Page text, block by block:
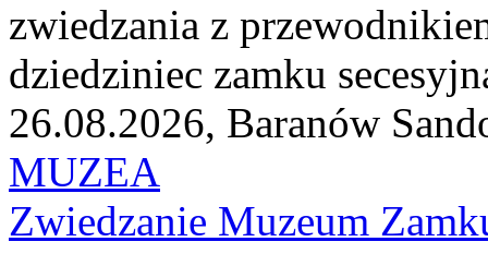
zwiedzania z
dziedziniec zamku
26.08.2026, Baranów
MUZEA
Zwiedzanie Muzeum